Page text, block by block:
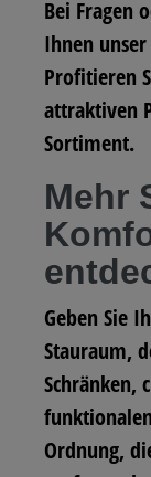
Bei Fragen
Ihnen
Profitieren
attraktiven
Sortiment.
Mehr
Geben Sie
Stauraum,
Schränken,
Ordnung,